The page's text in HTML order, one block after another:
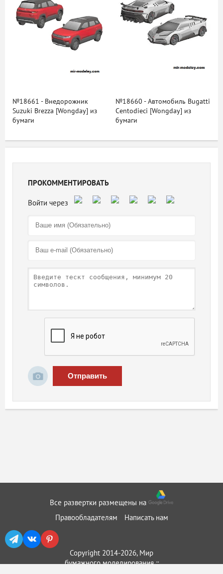
№18661 - Внедорожник
Suzuki Brezza [Wongday] из
бумаги
№18660 - Автомобиль Bugatti
Centodieci [Wongday] из
бумаги
ПРОКОММЕНТИРОВАТЬ
Отправить
Все развертки размещены на
Правообладателям
Написать нам
Copyright 2014-2026, Мир
бумажного моделирования ::